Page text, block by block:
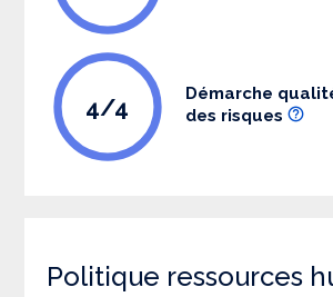
4/4
Démarche
des risques
Politique ressources